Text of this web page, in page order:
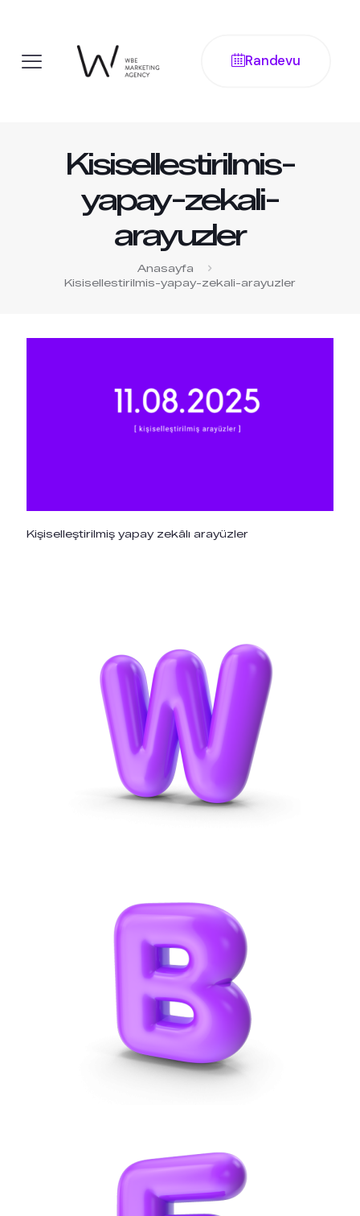
Randevu
Kisisellestirilmis-
yapay-zekali-
arayuzler
Anasayfa
Kisisellestirilmis-yapay-zekali-arayuzler
Kişiselleştirilmiş yapay zekâlı arayüzler